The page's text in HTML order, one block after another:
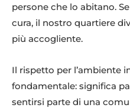
persone che lo abitano.
cura, il nostro quartiere
più accogliente.
Il rispetto per l’ambiente
fondamentale: significa
sentirsi parte di una